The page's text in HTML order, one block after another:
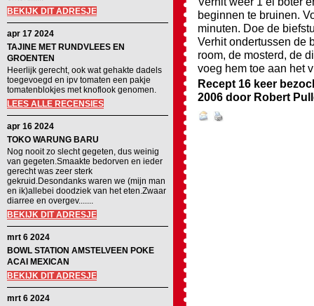
BEKIJK DIT ADRESJE
apr 17 2024
TAJINE MET RUNDVLEES EN
GROENTEN
Heerlijk gerecht, ook wat gehakte dadels
toegevoegd en ipv tomaten een pakje
tomatenblokjes met knoflook genomen.
LEES ALLE RECENSIES
apr 16 2024
TOKO WARUNG BARU
Nog nooit zo slecht gegeten, dus weinig
van gegeten.Smaakte bedorven en ieder
gerecht was zeer sterk
gekruid.Desondanks waren we (mijn man
en ik)allebei doodziek van het eten.Zwaar
diarree en overgev.......
BEKIJK DIT ADRESJE
mrt 6 2024
BOWL STATION AMSTELVEEN POKE
ACAI MEXICAN
BEKIJK DIT ADRESJE
mrt 6 2024
beginnen te bruinen.
minuten. Doe de
Verhit ondertussen de
room, de mosterd, de
voeg hem toe aan het
Recept 16 keer
2006 door Robert